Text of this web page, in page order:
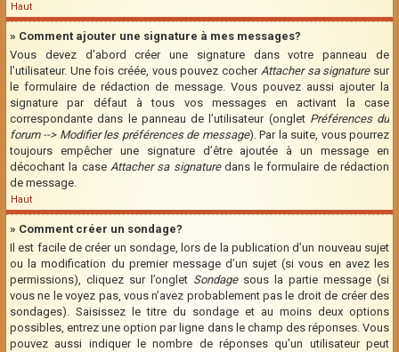
Haut
» Comment ajouter une signature à mes messages?
Vous devez d’abord créer une signature dans votre panneau de
l’utilisateur. Une fois créée, vous pouvez cocher Attacher sa signaturesur
le formulaire de rédaction de message. Vous pouvez aussi ajouter la
signature par défaut à tous vos messages en activant la case
correspondante dans le panneau de l’utilisateur (onglet Préférences du
forum --> Modifier les préférences de message). Par la suite, vous pourrez
toujours empêcher une signature d’être ajoutée à un message en
décochant la case Attacher sa signaturedans le formulaire de rédaction
de message.
Haut
» Comment créer un sondage?
Il est facile de créer un sondage, lors de la publication d’un nouveau sujet
ou la modification du premier message d’un sujet (si vous en avez les
permissions), cliquez sur l’onglet Sondagesous la partie message (si
vous ne le voyez pas, vous n’avez probablement pas le droit de créer des
sondages). Saisissez le titre du sondage et au moins deux options
possibles, entrez une option par ligne dans le champ des réponses. Vous
pouvez aussi indiquer le nombre de réponses qu’un utilisateur peut